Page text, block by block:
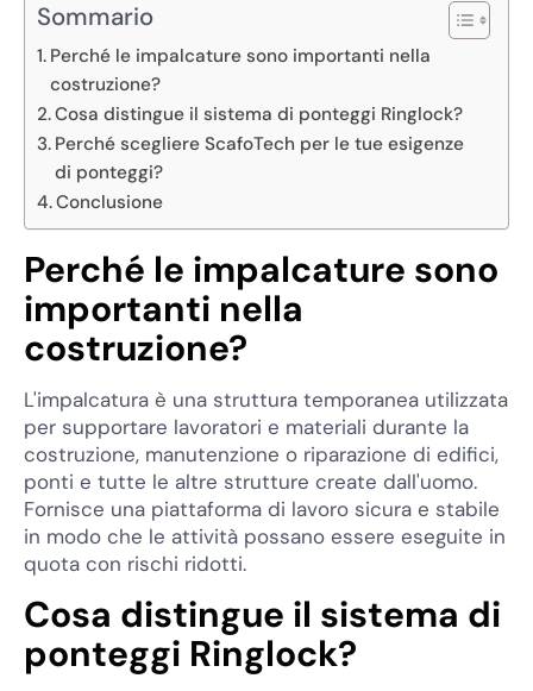
Sommario
Perché le impalcature sono importanti nella
costruzione?
Cosa distingue il sistema di ponteggi Ringlock?
Perché scegliere ScafoTech per le tue esigenze
di ponteggi?
Conclusione
Perché le impalcature sono
importanti nella
costruzione?
L'impalcatura è una struttura temporanea utilizzata
per supportare lavoratori e materiali durante la
costruzione, manutenzione o riparazione di edifici,
ponti e tutte le altre strutture create dall'uomo.
Fornisce una piattaforma di lavoro sicura e stabile
in modo che le attività possano essere eseguite in
quota con rischi ridotti.
Cosa distingue il sistema di
ponteggi Ringlock?